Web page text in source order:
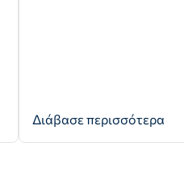
Διάβασε περισσότερα